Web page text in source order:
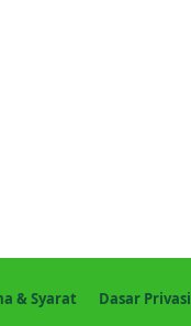
& Syarat Dasar Privasi